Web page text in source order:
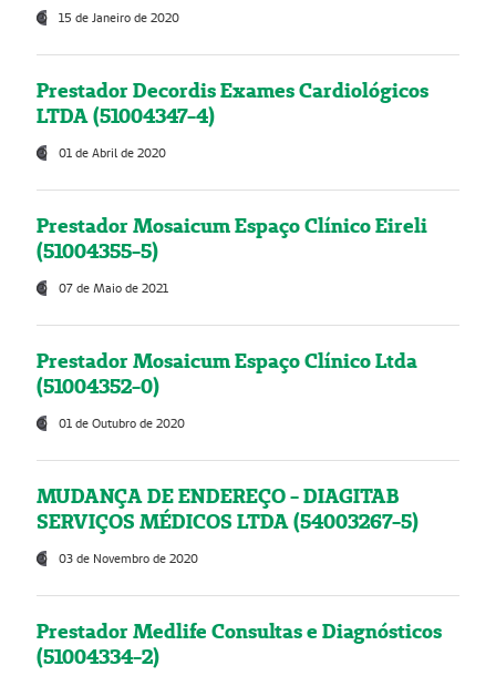
15 de Janeiro de 2020
Prestador Decordis Exames Cardiológicos
LTDA (51004347-4)
01 de Abril de 2020
Prestador Mosaicum Espaço Clínico Eireli
(51004355-5)
07 de Maio de 2021
Prestador Mosaicum Espaço Clínico Ltda
(51004352-0)
01 de Outubro de 2020
MUDANÇA DE ENDEREÇO - DIAGITAB
SERVIÇOS MÉDICOS LTDA (54003267-5)
03 de Novembro de 2020
Prestador Medlife Consultas e Diagnósticos
(51004334-2)